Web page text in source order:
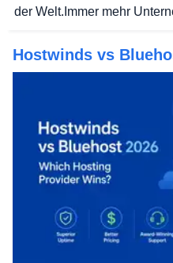
der Welt.Immer mehr
mehr Unternehmer starten
bedeutet...
Hostwinds vs
Hosting-Anbieter